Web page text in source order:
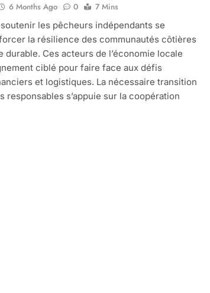
6 Months Ago 0
7 Mins
les pêcheurs indépendants se
la résilience des communautés côtières
durable. Ces acteurs de l’économie locale
ciblé pour faire face aux défis
et logistiques. La nécessaire transition
responsables s’appuie sur la coopération